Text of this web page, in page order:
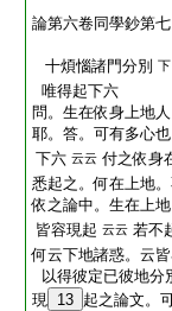
論第六卷同學鈔第七
十煩惱諸門分別 下
唯得起下六
問。生在依身上地
耶。答。可有多心
下六 云云 付之依身
悉起之。何在上地
依之論中。生在上
皆容現起 云云 若不
何云下地諸惑。云
以得彼定已彼地分
現 13 起之論文。